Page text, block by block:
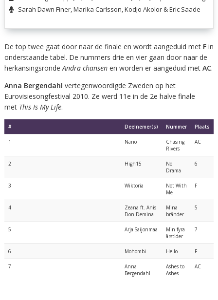
Sarah Dawn Finer, Marika Carlsson, Kodjo Akolor & Eric Saade
De top twee gaat door naar de finale en wordt aangeduid met F in
onderstaande tabel. De nummers drie en vier gaan door naar de
herkansingsronde Andra chansen en worden er aangeduid met AC.
Anna Bergendahl vertegenwoordigde Zweden op het
Eurovisiesongfestival 2010. Ze werd 11e in de 2e halve finale
met This Is My Life.
# Deelnemer(s) Nummer Plaats
1 Nano
Chasing
Rivers
AC
2 High15
No
Drama
6
3 Wiktoria
Not With
Me
F
4
Zeana ft. Anis
Don Demina
Mina
bränder
5
5 Arja Saijonmaa
Min fyra
årstider
7
6 Mohombi Hello F
7
Anna
Bergendahl
Ashes to
Ashes
AC